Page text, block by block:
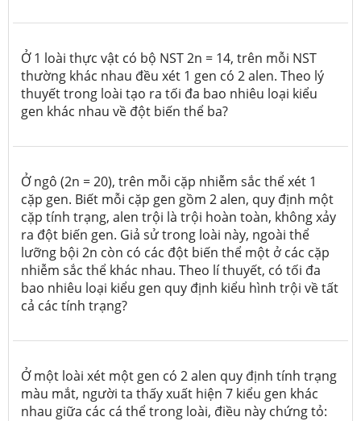
Ở 1 loài thực vật có bộ NST 2n = 14, trên mỗi NST
thường khác nhau đều xét 1 gen có 2 alen. Theo lý
thuyết trong loài tạo ra tối đa bao nhiêu loại kiểu
gen khác nhau về đột biến thể ba?
Ở ngô (2n = 20), trên mỗi cặp nhiễm sắc thể xét 1
cặp gen. Biết mỗi cặp gen gồm 2 alen, quy định một
cặp tính trạng, alen trội là trội hoàn toàn, không xảy
ra đột biến gen. Giả sử trong loài này, ngoài thể
lưỡng bội 2n còn có các đột biến thể một ở các cặp
nhiễm sắc thể khác nhau. Theo lí thuyết, có tối đa
bao nhiêu loại kiểu gen quy định kiểu hình trội về tất
cả các tính trạng?
Ở một loài xét một gen có 2 alen quy định tính trạng
màu mắt, người ta thấy xuất hiện 7 kiểu gen khác
nhau giữa các cá thể trong loài, điều này chứng tỏ: